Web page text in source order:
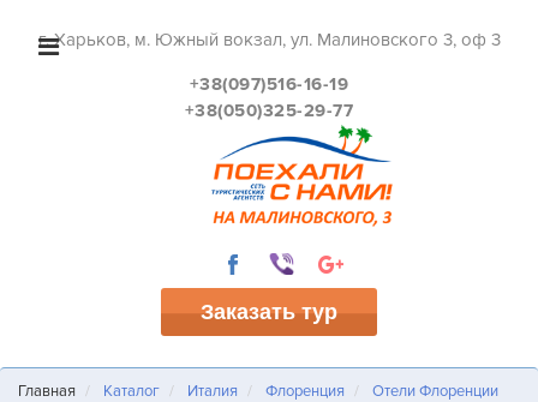
г. Харьков, м. Южный вокзал, ул. Малиновского 3, оф 3
+38(097)516-16-19
+38(050)325-29-77
Заказать тур
Главная Каталог Италия Флоренция
Отели Флоренции